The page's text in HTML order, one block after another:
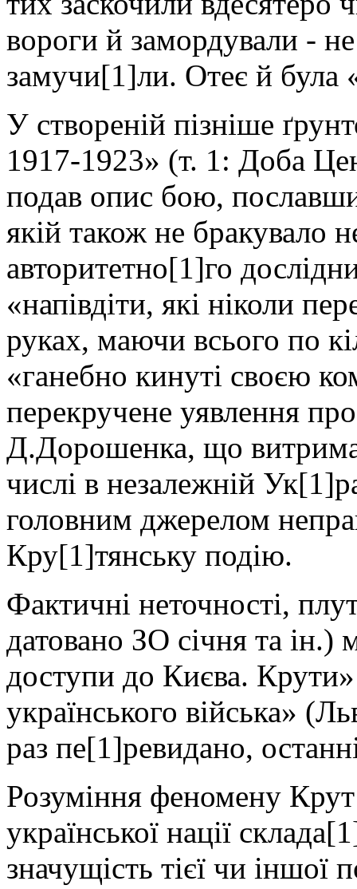
вороги й замордували -
замучи[1]ли. Отеє й була
У створеній пізніше
1917-1923» (т. 1: Доба
подав опис бою,
якій також не бракувало
авторитетно[1]го
«напівдіти, які ніколи
руках, маючи всього по
«ганебно кинуті своєю
перекручене уявлення
Д.Дорошенка, що
числі в незалежній
головним джерелом
Кру[1]тянську подію.
Фактичні неточності,
датовано ЗО січня та ін.)
доступи до Києва. Крути»
українського війська»
раз пе[1]ревидано,
Розуміння феномену
української нації
значущість тієї чи іншої